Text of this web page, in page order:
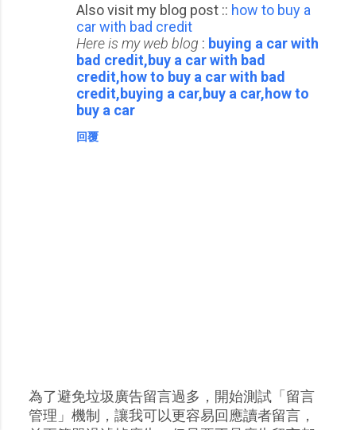
Also visit my blog post :: how to buy a
car with bad credit
Here is my web blog : buying a car with
bad credit,buy a car with bad
credit,how to buy a car with bad
credit,buying a car,buy a car,how to
buy a car
回覆
張
為了避免垃圾廣告留言過多，開始測試「留言
管理」機制，讓我可以更容易回應讀者留言，